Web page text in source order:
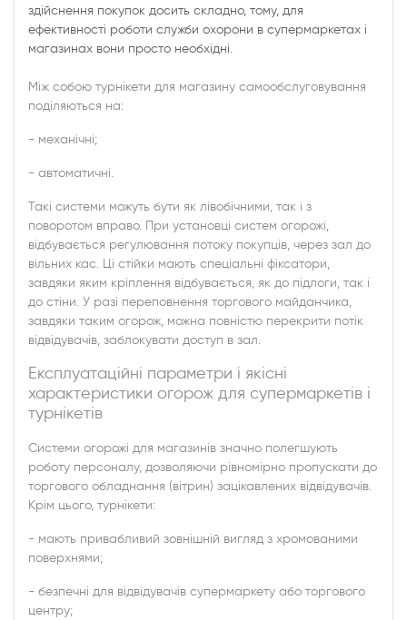
здійснення покупок досить складно, тому, для
ефективності роботи служби охорони в супермаркетах і
магазинах вони просто необхідні.
Між собою турнікети для магазину самообслуговування
поділяються на:
- механічні;
- автоматичні.
Такі системи можуть бути як лівобічними, так і з
поворотом вправо. При установці систем огорожі,
відбувається регулювання потоку покупців, через зал до
вільних кас. Ці стійки мають спеціальні фіксатори,
завдяки яким кріплення відбувається, як до підлоги, так і
до стіни. У разі переповнення торгового майданчика,
завдяки таким огорож, можна повністю перекрити потік
відвідувачів, заблокувати доступ в зал.
Експлуатаційні параметри і якісні
характеристики огорож для супермаркетів і
турнікетів
Системи огорожі для магазинів значно полегшують
роботу персоналу, дозволяючи рівномірно пропускати до
торгового обладнання (вітрин) зацікавлених відвідувачів.
Крім цього, турнікети:
- мають привабливий зовнішній вигляд з хромованими
поверхнями;
- безпечні для відвідувачів супермаркету або торгового
центру;